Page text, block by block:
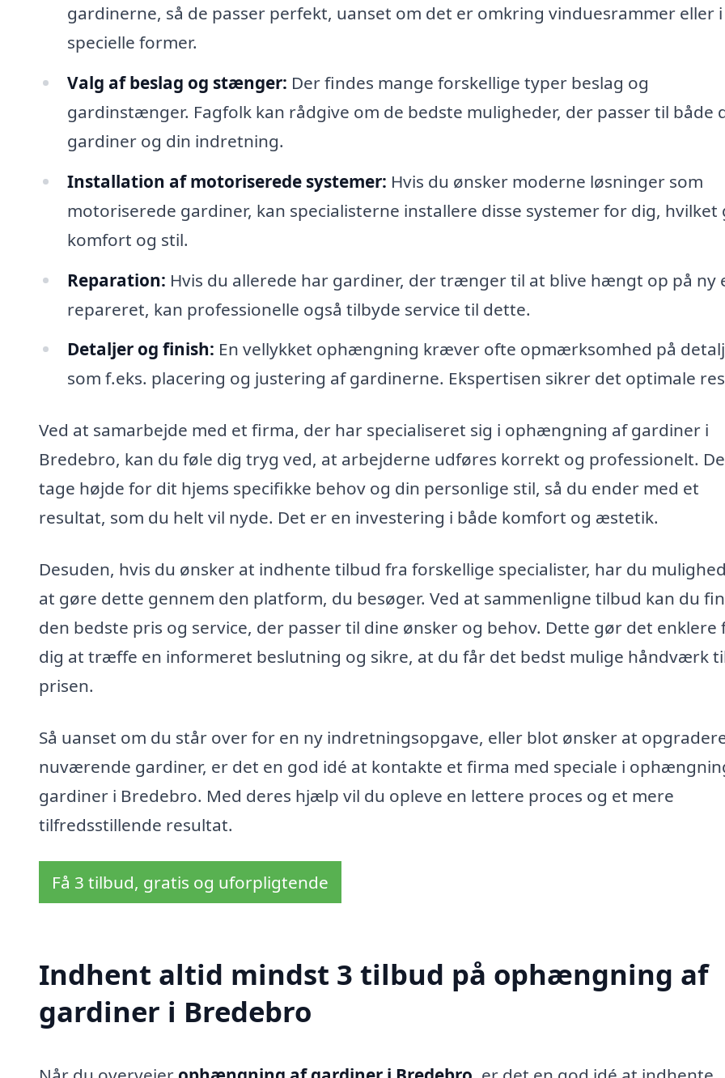
gardinerne, så de passer perfekt, uanset om det er omkring vinduesrammer eller i
specielle former.
Valg af beslag og stænger: Der findes mange forskellige typer beslag og
gardinstænger. Fagfolk kan rådgive om de bedste muligheder, der passer til både
gardiner og din indretning.
Installation af motoriserede systemer: Hvis du ønsker moderne løsninger som
motoriserede gardiner, kan specialisterne installere disse systemer for dig, hvilket
komfort og stil.
Reparation: Hvis du allerede har gardiner, der trænger til at blive hængt op på ny
repareret, kan professionelle også tilbyde service til dette.
Detaljer og finish: En vellykket ophængning kræver ofte opmærksomhed på
som f.eks. placering og justering af gardinerne. Ekspertisen sikrer det optimale
Ved at samarbejde med et firma, der har specialiseret sig i ophængning af gardiner i
Bredebro, kan du føle dig tryg ved, at arbejderne udføres korrekt og professionelt.
tage højde for dit hjems specifikke behov og din personlige stil, så du ender med et
resultat, som du helt vil nyde. Det er en investering i både komfort og æstetik.
Desuden, hvis du ønsker at indhente tilbud fra forskellige specialister, har du
at gøre dette gennem den platform, du besøger. Ved at sammenligne tilbud kan du
den bedste pris og service, der passer til dine ønsker og behov. Dette gør det enklere
dig at træffe en informeret beslutning og sikre, at du får det bedst mulige håndværk
prisen.
Så uanset om du står over for en ny indretningsopgave, eller blot ønsker at
nuværende gardiner, er det en god idé at kontakte et firma med speciale i
gardiner i Bredebro. Med deres hjælp vil du opleve en lettere proces og et mere
tilfredsstillende resultat.
Få 3 tilbud, gratis og uforpligtende
Indhent altid mindst 3 tilbud på ophængning af
gardiner i Bredebro